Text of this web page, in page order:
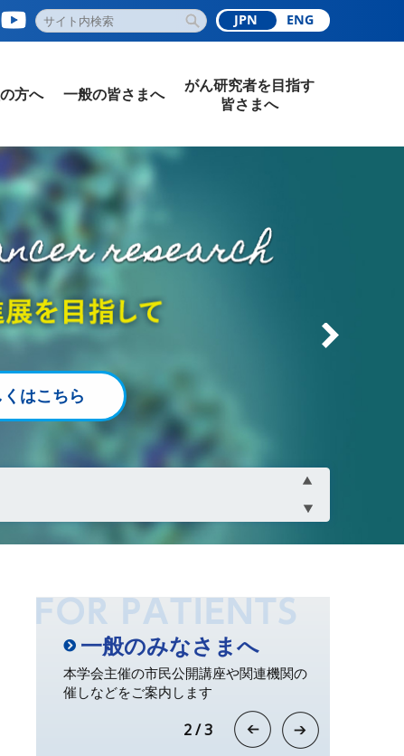
JPN ENG
方へ 一般の皆さまへ
がん研究者を目指す
皆さまへ
ご連絡
一般のみなさまへ
本学会主催の市民公開講座や関連機関の
催しなどをご案内します
3/3